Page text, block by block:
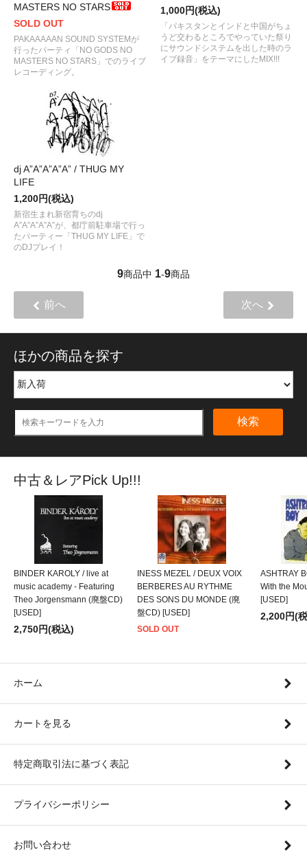
MASTERS NO STARS
SOLD OUT
PAKAAAAAN SOUND SYSTEMが
行ったパーティ「NO GODS NO
MASTERS NO STARS」でのライブ
レコーディング。
1,000円(税込)
「パキスタンとインドと中国がちょ
うど交わるところでやっていた祭り
にサウンドシステムを出した時のラ
イブ録音」をテーマにしたMIX!!!
dj A”A”A”A”A” / THUG MY
LIFE
1,200円(税込)
新宿生まれ新宿育ちのdj
A”A”A”A”A”が、都庁前駐車場で行っ
たパーティー「THUG MY LIFE」で
のDJプレイ！
9商品中 1-9商品
前へ 次へ
ほかの商品を探す
検索
中古＆レアPick Up!!!
BINDER KAROLY / live at
music academy - Featuring
Theo Jorgensmann (廃盤CD)
[USED]
2,750円(税込)
INESS MEZEL / DEUX VOIX
BERBERES AU RYTHME
DES SONS DU MONDE (廃
盤CD) [USED]
SOLD OUT
ASHTRAY
With the
[USED]
2,200円(
ホーム
カートを見る
特定商取引法に基づく表記
プライバシーポリシー
お問い合わせ